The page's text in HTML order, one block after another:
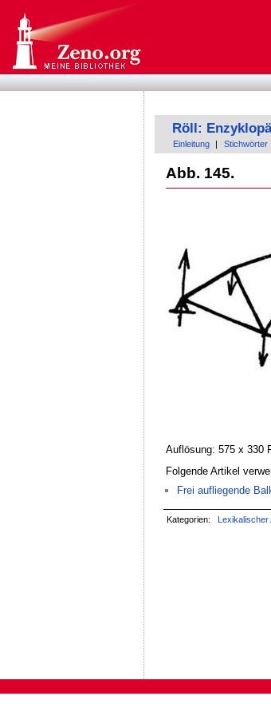
Röll:
Einleitung Stichwörter
Abb. 145.
Auflösung: 575 x 330
Folgende Artikel
Frei aufliegende
Kategorien: Lexikalischer